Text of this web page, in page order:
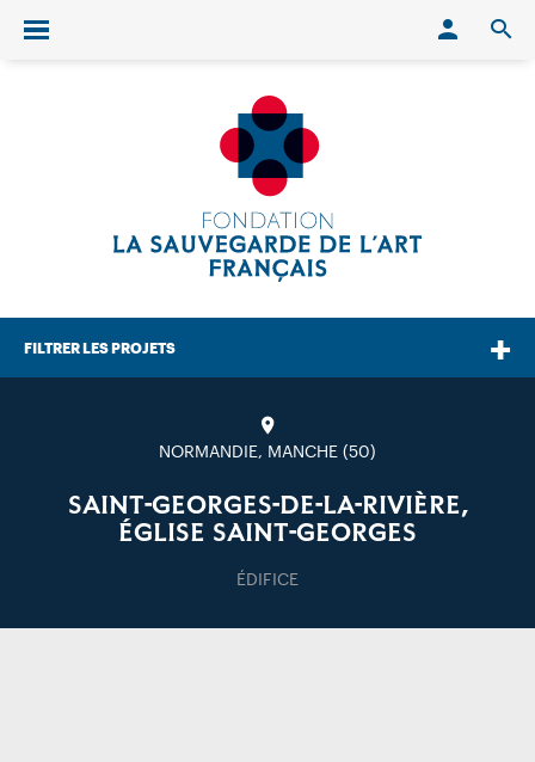
Ouvrir/fermer le menu
FILTRER LES PROJETS
NORMANDIE, MANCHE (50)
SAINT-GEORGES-DE-LA-RIVIÈRE,
ÉGLISE SAINT-GEORGES
ÉDIFICE